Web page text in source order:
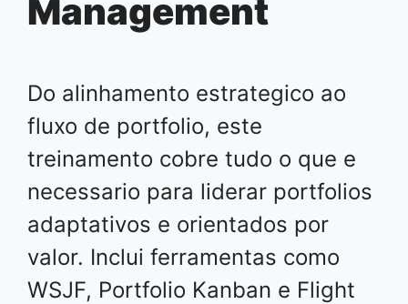
Management
Do alinhamento estrategico ao
fluxo de portfolio, este
treinamento cobre tudo o que e
necessario para liderar portfolios
adaptativos e orientados por
valor. Inclui ferramentas como
WSJF, Portfolio Kanban e Flight